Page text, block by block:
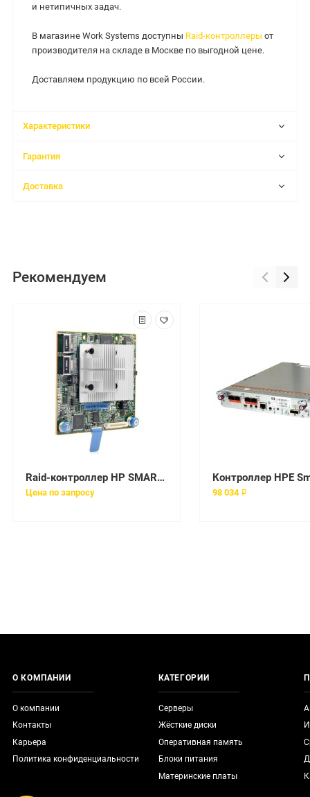
и нетипичных задач.
В магазине Work Systems доступны Raid-контроллеры от
производителя на складе в Москве по выгодной цене.
Доставляем продукцию по всей России.
Характеристики
Гарантия
Доставка
Рекомендуем
Raid-контроллер HP SMART ARRAY P408I-A SR GEN10 12G SAS MODULAR LH [869081-B21]
Цена по запросу 98 034 ₽
О КОМПАНИИ
О компании
Контакты
Карьера
Политика конфиденциальности
КАТЕГОРИИ
Серверы
Жёсткие диски
Оперативная память
Блоки питания
Материнские платы